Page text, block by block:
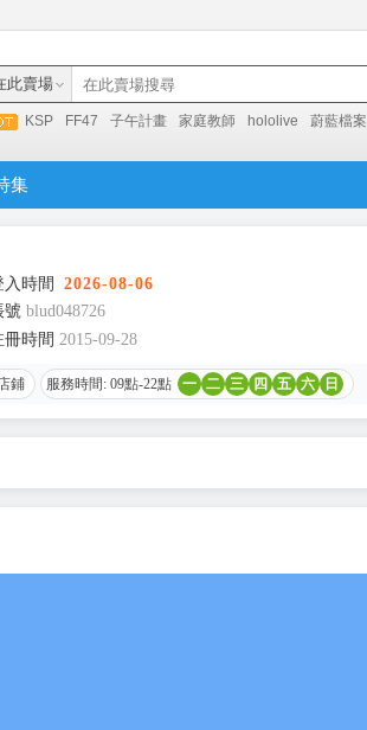
此賣場
KSP FF47 子午計畫 家庭教師 hololive 蔚藍檔案
集
時間
2026-08-06
號 blud048726
時間 2015-09-28
鋪 服務時間: 09點-22點 一 二 三 四 五 六 日